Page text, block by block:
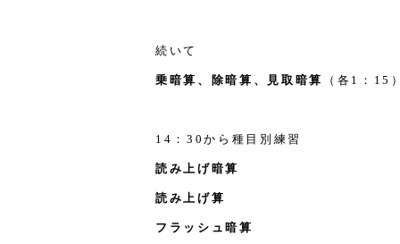
続いて
乗暗算、除暗算、見取暗算 （各1：15
14：30から種目別練習
読み上げ暗算
読み上げ算
フラッシュ暗算